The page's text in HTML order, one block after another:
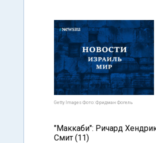
Getty Images Фото: Фридман Фогель
"Маккаби": Ричард
Смит (11)